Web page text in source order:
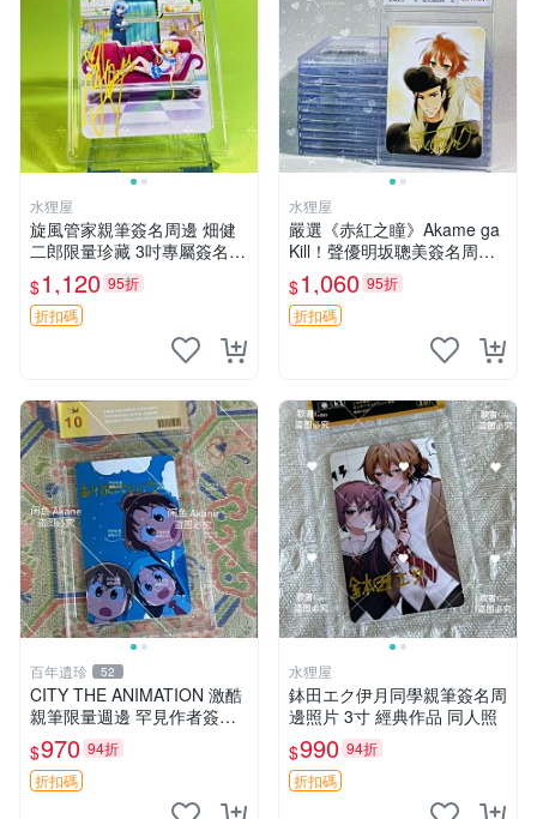
水狸屋
旋風管家親筆簽名周邊 畑健
二郎限量珍藏 3吋專屬簽名照
日本正版中古 正規卡磚附送
旋風管家 畑健二郎 簽名照
$1,120 95折
折扣碼
水狸屋
嚴選《赤紅之瞳》Akame ga
Kill！聲優明坂聰美簽名周
邊，3寸帶原裝卡磚 日版中古
赤紅之瞳 Akame ga Kill 明坂
聰美 簽名
$1,060 95折
折扣碼
百年遺珍 52
CITY THE ANIMATION 激酷
親筆限量週邊 罕見作者簽名
收藏 現代潮流擺飾 9x9cm 專
家推薦 國際珍藏款 周邊 照片
周邊 尺寸 收藏品
$970 94折
折扣碼
水狸屋
鉢田エク伊月同學親筆簽名周
邊照片 3寸 經典作品 同人照
$990 94折
折扣碼